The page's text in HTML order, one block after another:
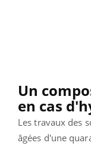
Un
en cas
Les travaux des
âgées d'une